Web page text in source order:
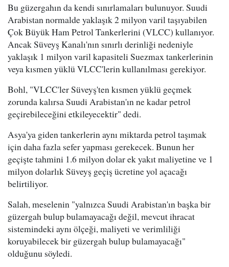
Bu güzergahın da kendi sınırlamaları bulunuyor. Suudi
Arabistan normalde yaklaşık 2 milyon varil taşıyabilen
Çok Büyük Ham Petrol Tankerlerini (VLCC) kullanıyor.
Ancak Süveyş Kanalı'nın sınırlı derinliği nedeniyle
yaklaşık 1 milyon varil kapasiteli Suezmax tankerlerinin
veya kısmen yüklü VLCC'lerin kullanılması gerekiyor.
Bohl, "VLCC'ler Süveyş'ten kısmen yüklü geçmek
zorunda kalırsa Suudi Arabistan'ın ne kadar petrol
geçirebileceğini etkileyecektir" dedi.
Asya'ya giden tankerlerin aynı miktarda petrol taşımak
için daha fazla sefer yapması gerekecek. Bunun her
geçişte tahmini 1.6 milyon dolar ek yakıt maliyetine ve 1
milyon dolarlık Süveyş geçiş ücretine yol açacağı
belirtiliyor.
Salah, meselenin "yalnızca Suudi Arabistan'ın başka bir
güzergah bulup bulamayacağı değil, mevcut ihracat
sistemindeki aynı ölçeği, maliyeti ve verimliliği
koruyabilecek bir güzergah bulup bulamayacağı"
olduğunu söyledi.